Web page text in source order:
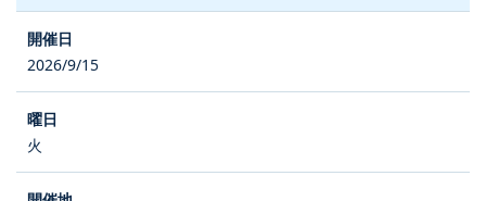
2026/9/15
火